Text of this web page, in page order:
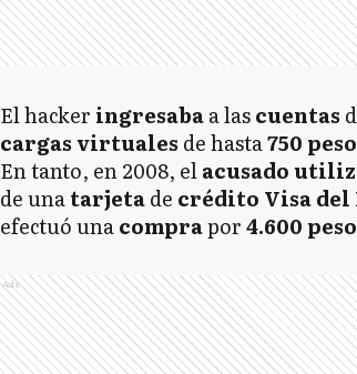
El hacker ingresabaa lascuentas
cargas virtuales de hasta750
En tanto, en 2008, elacusado
de unatarjetade crédito Visa del
efectuó unacomprapor4.600
Ads